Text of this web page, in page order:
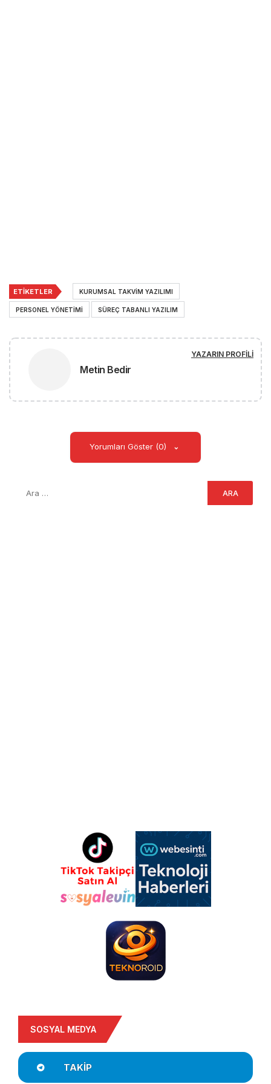
ETIKETLER KURUMSAL TAKVIM YAZILIMI
PERSONEL YÖNETIMI SÜREÇ TABANLI YAZILIM
Metin Bedir
YAZARIN PROFILI
Yorumları Göster (0)
SOSYAL MEDYA
TAKIP